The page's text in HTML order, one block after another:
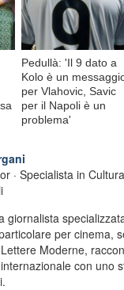
Pedullà: 'Il 9 dato a
Kolo è un
per Vlahovic, Savic
per il Napoli è un
problema'
· Specialista in
giornalista
per cinema,
Moderne,
con uno